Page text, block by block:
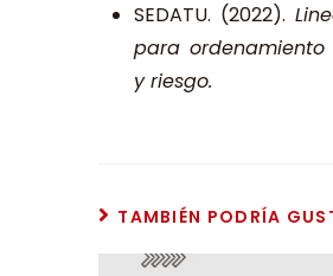
SEDATU. (2022).
para ordenamiento
y riesgo.
TAMBIÉN PODRÍA